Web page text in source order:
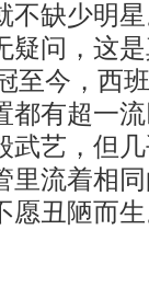
缺少明星
疑问，这
至今，西
都有超一
武艺，但
里流着相
愿丑陋而